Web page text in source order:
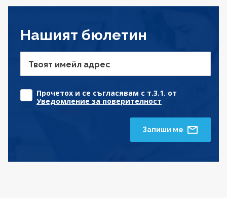
Нашият бюлетин
Твоят имейл адрес
Прочетох и се съгласявам с т.3.1. от
Уведомление за поверителност
Запиши ме